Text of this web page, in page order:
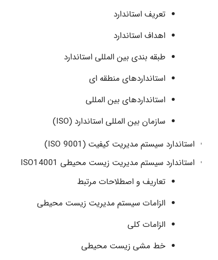
تعریف استاندارد
اهداف استاندارد
طبقه بندی بین المللی استاندارد
استانداردهای منطقه ای
استانداردهای بین المللی
سازمان بین المللی استاندارد (ISO)
استاندارد سیستم مدیریت کیفیت (9001 ISO)
استاندارد سیستم مدیریت زیست محیطی ISO14001
تعاریف و اصطلاحات مرتبط
الزامات سیستم مدیریت زیست محیطی
الزامات کلی
خط مشی زیست محیطی